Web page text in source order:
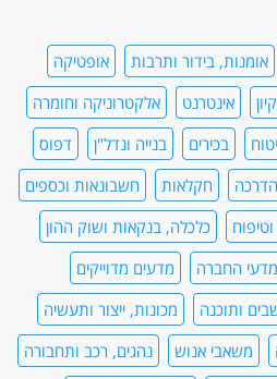
אומנות, בידור ותרבות
אופטיקה
אינטרנט
אלקטרוניקה וחומרה
בכירים בנייה ונדל"ן
דפוס
חקלאות
חשבונאות וכספים
וטיפוח
כלכלה, בנקאות ושוק ההון
מדעי החברה
מדעים מדוייקים
ותוכנה
מכונות, ייצור ותעשיה
משאבי אנוש
נהגים, רכב ותחבורה